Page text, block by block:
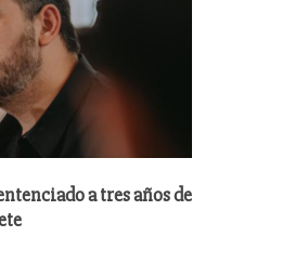
a tres años de